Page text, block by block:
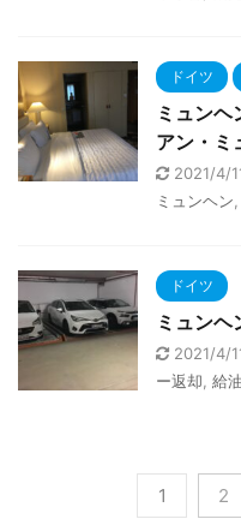
ドイツ
ミュンヘ
アン・ミ
2021/4/
ミュンヘン
ドイツ
ミュンヘ
2021/4/
ー返却 給油
1 2